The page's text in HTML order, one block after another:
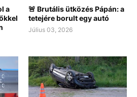
a
🚨 Brutális ütközés Pápán: a
tetejére borult egy autó
Július 03, 2026